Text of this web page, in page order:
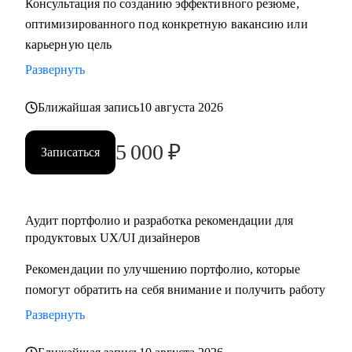
Консультация по созданию эффективного резюме,
оптимизированного под конкретную вакансию или
карьерную цель
Развернуть
Ближайшая запись10 августа 2026
Записаться 5 000 ₽
Аудит портфолио и разработка рекомендации для
продуктовых UX/UI дизайнеров
Рекомендации по улучшению портфолио, которые
помогут обратить на себя внимание и получить работу
Развернуть